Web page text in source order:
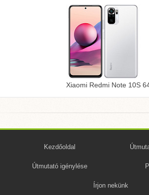
Xiaomi Redmi Note 10S
Kezdőoldal
Útmutató igénylése
Írjon nekünk